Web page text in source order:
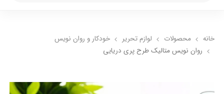
خانه محصولات لوازم تحریر
خودکار و روان نویس
روان نویس متالیک طرح پری دریایی